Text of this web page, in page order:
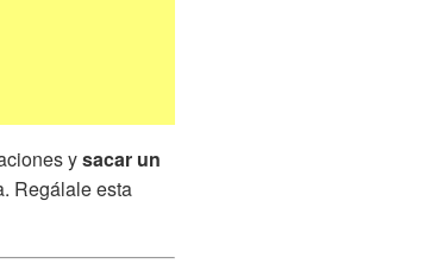
ysacar un
Regálale esta